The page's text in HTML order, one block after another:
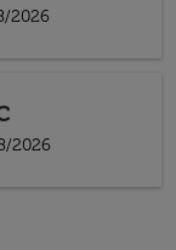
2026
2026